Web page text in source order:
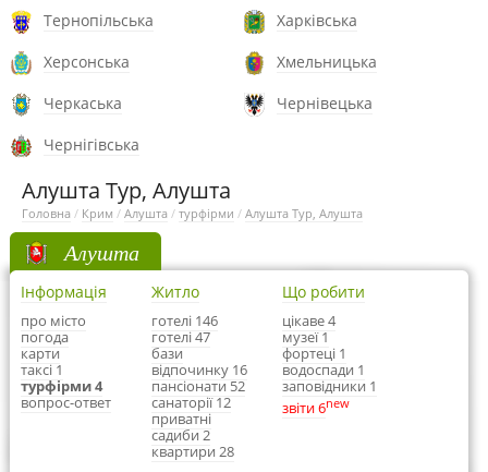
Тернопільська
Харківська
Херсонська
Хмельницька
Черкаська
Чернівецька
Чернігівська
Алушта Тур, Алушта
Головна / Крим / Алушта / турфірми / Алушта Тур, Алушта
Алушта
Інформація
про місто
погода
карти
таксі 1
турфірми 4
вопрос-ответ
Житло
готелі 146
готелі 47
бази
відпочинку 16
пансіонати 52
санаторії 12
приватні
садиби 2
квартири 28
Що робити
цікаве 4
музеї 1
фортеці 1
водоспади 1
заповідники 1
звіти 6new